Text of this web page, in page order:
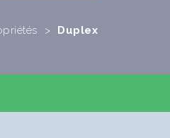
> Duplex